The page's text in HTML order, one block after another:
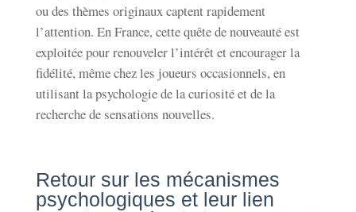
ou des thèmes originaux captent rapidement
l’attention. En France, cette quête de nouveauté est
exploitée pour renouveler l’intérêt et encourager la
fidélité, même chez les joueurs occasionnels, en
utilisant la psychologie de la curiosité et de la
recherche de sensations nouvelles.
Retour sur les mécanismes
psychologiques et leur lien